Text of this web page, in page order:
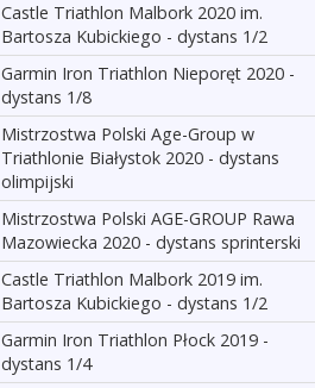
Castle Triathlon Malbork 2020 im.
Bartosza Kubickiego - dystans 1/2
Garmin Iron Triathlon Nieporęt 2020 -
dystans 1/8
Mistrzostwa Polski Age-Group w
Triathlonie Białystok 2020 - dystans
olimpijski
Mistrzostwa Polski AGE-GROUP Rawa
Mazowiecka 2020 - dystans sprinterski
Castle Triathlon Malbork 2019 im.
Bartosza Kubickiego - dystans 1/2
Garmin Iron Triathlon Płock 2019 -
dystans 1/4